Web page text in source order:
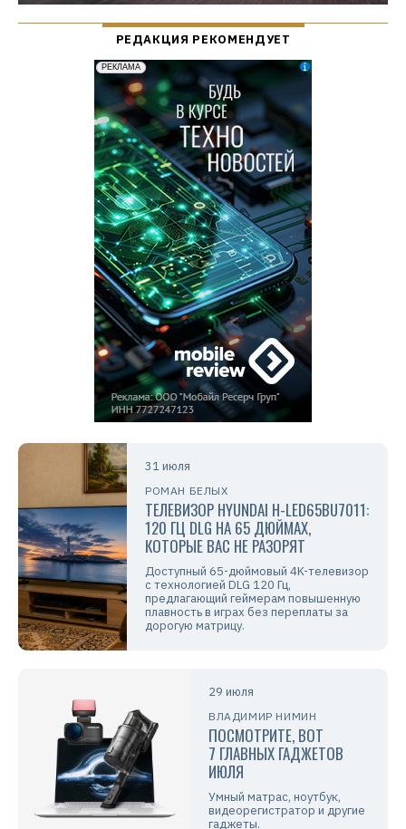
31 июля
РОМАН БЕЛЫХ
ТЕЛЕВИЗОР HYUNDAI H-LED65BU7011:
120 ГЦ DLG НА 65 ДЮЙМАХ,
КОТОРЫЕ ВАС НЕ РАЗОРЯТ
Доступный 65-дюймовый 4K-телевизор
с технологией DLG 120 Гц,
предлагающий геймерам повышенную
плавность в играх без переплаты за
дорогую матрицу.
29 июля
ВЛАДИМИР НИМИН
ПОСМОТРИТЕ, ВОТ
7 ГЛАВНЫХ ГАДЖЕТОВ
ИЮЛЯ
Умный матрас, ноутбук,
видеорегистратор и другие
гаджеты.